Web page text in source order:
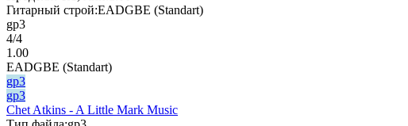
Гитарный строй:EADGBE (Standart)
gp3
4/4
1.00
EADGBE (Standart)
gp3
gp3
Chet Atkins - A Little Mark Music